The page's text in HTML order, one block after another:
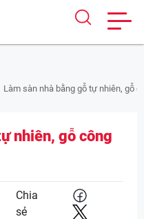
Làm sàn nhà bằng gỗ tự nhiên, gỗ
nhiên, gỗ công
Chia
sẻ